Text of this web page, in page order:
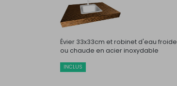
Évier 33x33cm et robinet d'eau froide
ou chaude en acier inoxydable
INCLUS